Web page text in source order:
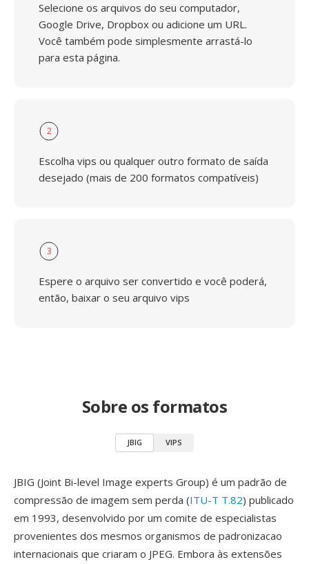
Selecione os arquivos do seu computador,
Google Drive, Dropbox ou adicione um URL.
Você também pode simplesmente arrastá-lo
para esta página.
2
Escolha vips ou qualquer outro formato de saída
desejado (mais de 200 formatos compatíveis)
3
Espere o arquivo ser convertido e você poderá,
então, baixar o seu arquivo vips
Sobre os formatos
JBIG VIPS
JBIG (Joint Bi-level Image experts Group) é um padrão de
compressão de imagem sem perda (ITU-T T.82) publicado
em 1993, desenvolvido por um comite de especialistas
provenientes dos mesmos organismos de padronizacao
internacionais que criaram o JPEG. Embora às extensões